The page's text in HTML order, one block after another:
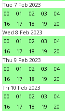
Tue 7 Feb 2023
00
01 02 03 04
16
17 18 19 20
Wed 8 Feb 2023
00
01 02 03 04
16
17 18 19 20
Thu 9 Feb 2023
00
01 02 03 04
16
17 18 19 20
Fri 10 Feb 2023
00
01 02 03 04
16
17 18 19 20